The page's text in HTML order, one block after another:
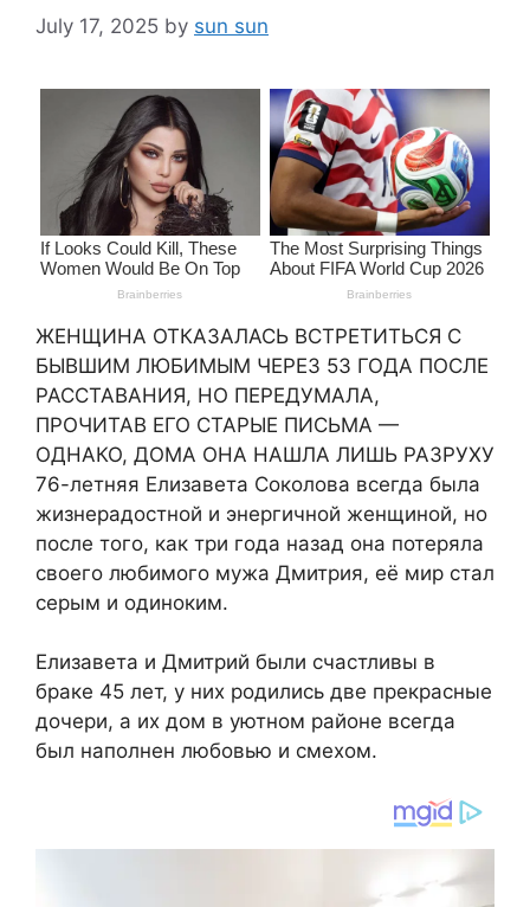
July 17, 2025 by sun sun
ЖЕНЩИНА ОТКАЗАЛАСЬ ВСТРЕТИТЬСЯ С
БЫВШИМ ЛЮБИМЫМ ЧЕРЕЗ 53 ГОДА ПОСЛЕ
РАССТАВАНИЯ, НО ПЕРЕДУМАЛА,
ПРОЧИТАВ ЕГО СТАРЫЕ ПИСЬМА —
ОДНАКО, ДОМА ОНА НАШЛА ЛИШЬ РАЗРУХУ
76-летняя Елизавета Соколова всегда была
жизнерадостной и энергичной женщиной, но
после того, как три года назад она потеряла
своего любимого мужа Дмитрия, её мир стал
серым и одиноким.
Елизавета и Дмитрий были счастливы в
браке 45 лет, у них родились две прекрасные
дочери, а их дом в уютном районе всегда
был наполнен любовью и смехом.